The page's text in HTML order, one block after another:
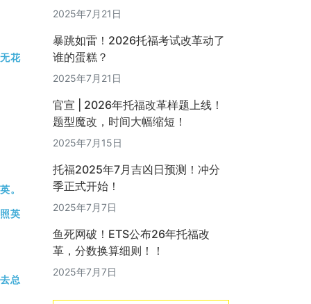
花
。
英
总
2025年7月21日
暴跳如雷！2026托福考试改革动了
谁的蛋糕？
2025年7月21日
官宣 | 2026年托福改革样题上线！
题型魔改，时间大幅缩短！
2025年7月15日
托福2025年7月吉凶日预测！冲分
季正式开始！
2025年7月7日
鱼死网破！ETS公布26年托福改
革，分数换算细则！！
2025年7月7日